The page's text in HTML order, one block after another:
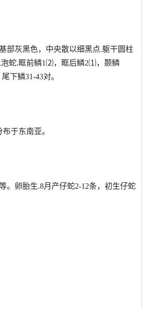
部灰黑色，中央散以细黑点.躯干圆柱
泡蛇.眶前鳞1⑵，眶后鳞2⑴，颞鳞
下鳞31-43对。
于东南亚。
卵胎生.8月产仔蛇2-12条，初生仔蛇